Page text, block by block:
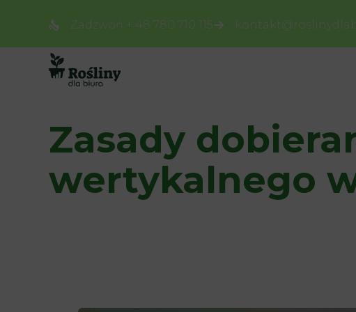
Zadzwoń + 48 780 710 115
Zasady
wertykalnego